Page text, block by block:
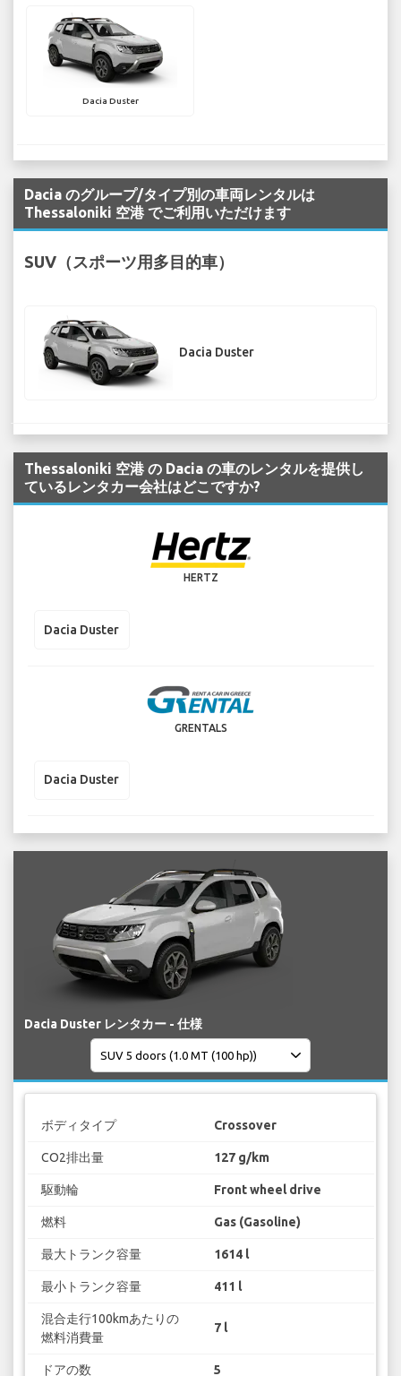
Dacia Duster
Dacia のグループ/タイプ別の車両レンタルは
Thessaloniki 空港 でご利用いただけます
SUV（スポーツ用多目的車）
Dacia Duster
Thessaloniki 空港 の Dacia の車のレンタルを提供し
ているレンタカー会社はどこですか?
HERTZ
Dacia Duster
GRENTALS
Dacia Duster
Dacia Duster レンタカー - 仕様
ボディタイプ Crossover
CO2排出量 127 g/km
駆動輪 Front wheel drive
燃料 Gas (Gasoline)
最大トランク容量 1614 l
最小トランク容量 411 l
混合走行100kmあたりの
燃料消費量
7 l
ドアの数 5